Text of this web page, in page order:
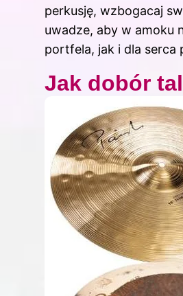
perkusję, wzbogacaj
uwadze, aby w amoku
portfela, jak i dla serca
Jak dobór